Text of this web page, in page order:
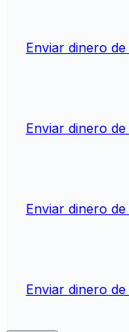
Enviar dinero de
Enviar dinero de
Enviar dinero de
Enviar dinero de